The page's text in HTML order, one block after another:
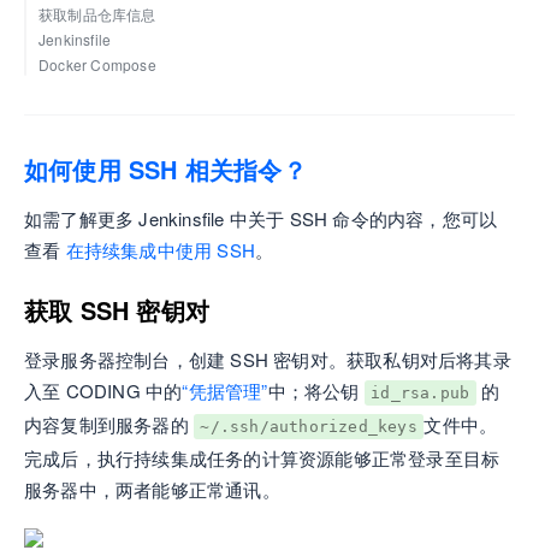
获取制品仓库信息
Jenkinsfile
Docker Compose
如何使用 SSH 相关指令？
如需了解更多 Jenkinsfile 中关于 SSH 命令的内容，您可以
查看 在持续集成中使用 SSH。
获取 SSH 密钥对
登录服务器控制台，创建 SSH 密钥对。获取私钥对后将其录
入至 CODING 中的“凭据管理”中；将公钥 id_rsa.pub
的
内容复制到服务器的
~/.ssh/authorized_keys 文件中。
完成后，执行持续集成任务的计算资源能够正常登录至目标
服务器中，两者能够正常通讯。